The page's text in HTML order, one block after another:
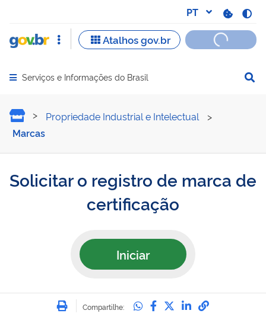
Abrir menu principal de navegação
Serviços e Informações do Brasil
Solicitar o registro de
Propriedade Industrial e Intelectual
>
Marcas
Solicitar o registro de marca de
certificação
Iniciar
Imprimir
Compartilhe: Compartilhe no
Compartilhe no
Compartilhe no
Compartilhe